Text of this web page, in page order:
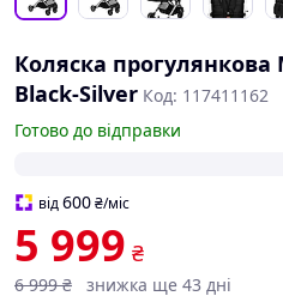
Коляска прогулянкова
Black-Silver Код: 117411162
Готово до відправки
від600₴/міс
5 999 ₴
6 999 ₴ знижка ще 43 дні